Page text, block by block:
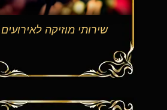
שירותי מוזיקה לאירועים